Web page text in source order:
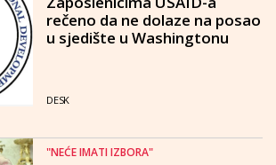
rečeno da ne dolaze na posao
u sjedište u Washingtonu
DESK
"NEĆE IMATI IZBORA"